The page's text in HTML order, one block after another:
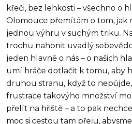
křeči, bez lehkosti – všechno o
Olomouce přemítám o tom, jak
jednou výhru v suchým triku.
trochu nahonit uvadlý
jeden hlavně o nás – o našich
umí hráče dotlačit k tomu, aby
druhou stranu, když to
frustrace takovýho množství
přelít na hřiště – a to pak
moc si cestou tam přeju,